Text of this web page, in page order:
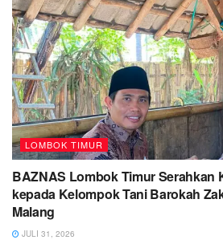
LOMBOK TIMUR
BAZNAS Lombok Timur Serahkan
kepada Kelompok Tani Barokah
Malang
JULI 31, 2026